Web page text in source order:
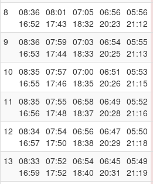
8
08:36
16:52
08:01
17:43
07:05
18:32
06:56
20:23
05:56
21:12
9
08:36
16:53
07:59
17:44
07:03
18:33
06:54
20:25
05:55
21:13
10 08:35
16:55
07:57
17:46
07:00
18:35
06:51
20:26
05:53
21:15
11
08:35
16:56
07:55
17:48
06:58
18:37
06:49
20:28
05:52
21:16
12 08:34
16:57
07:54
17:50
06:56
18:38
06:47
20:29
05:50
21:18
13 08:33
16:59
07:52
17:52
06:54
18:40
06:45
20:31
05:49
21:19